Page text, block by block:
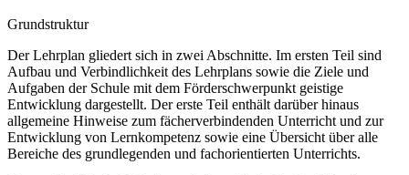
Grundstruktur
Der Lehrplan gliedert sich in zwei Abschnitte. Im ersten Teil sind
Aufbau und Verbindlichkeit des Lehrplans sowie die Ziele und
Aufgaben der Schule mit dem Förderschwerpunkt geistige
Entwicklung dargestellt. Der erste Teil enthält darüber hinaus
allgemeine Hinweise zum fächerverbindenden Unterricht und zur
Entwicklung von Lernkompetenz sowie eine Übersicht über alle
Bereiche des grundlegenden und fachorientierten Unterrichts.